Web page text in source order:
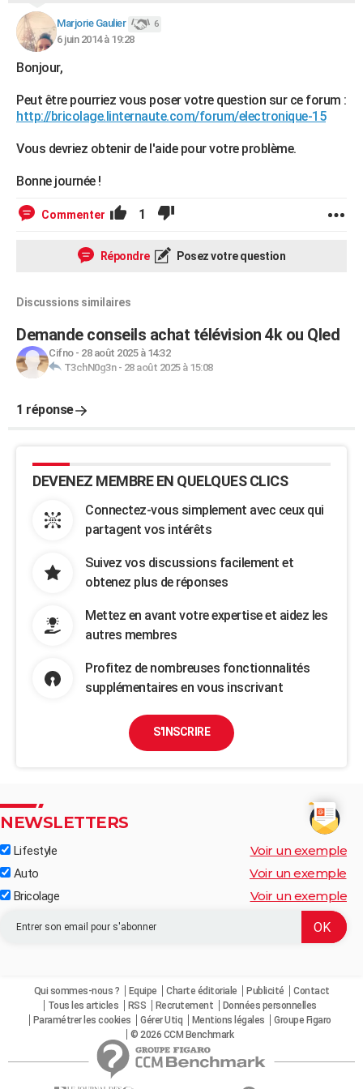
Destinations
City break
Voyage nature
Voyage de noces
Forum
Climat
PHOTO
GUIDES D'ACHAT
CARTE DE VOEUX
Carte de Noël
Carte Bonne année
Carte Saint-Valentin
Carte Pâques
Carte d'anniversaire
DICTIONNAIRE
Dictionnaire
Biographies
Citations
Expressions
Proverbes
PROGRAMME TV
COPAINS D'AVANT
Service militaire
Avis de recherche
AVIS DE DÉCÈS
Marjorie Gaulier 6
6 juin 2014 à 19:28
Bonjour,
Peut être pourriez vous poser votre question sur ce forum :
http://bricolage.linternaute.com/forum/electronique-15
Vous devriez obtenir de l'aide pour votre problème.
Bonne journée !
Commenter 1
Répondre Posez votre question
Discussions similaires
Demande conseils achat télévision 4k ou Qled
Cifno- 28 août 2025 à 14:32
T3chN0g3n- 28 août 2025 à 15:08
1 réponse
DEVENEZ MEMBRE EN QUELQUES CLICS
Connectez-vous simplement avec ceux qui
partagent vos intérêts
Suivez vos discussions facilement et
obtenez plus de réponses
Mettez en avant votre expertise et aidez les
autres membres
Profitez de nombreuses fonctionnalités
supplémentaires en vous inscrivant
S'INSCRIRE
NEWSLETTERS
Lifestyle Voir un exemple
Auto Voir un exemple
Bricolage Voir un exemple
Qui sommes-nous ? Equipe Charte éditoriale Publicité
Contact
Tous les articles
RSS Recrutement
Données personnelles
Paramétrer les cookies
Gérer Utiq Mentions légales
Groupe Figaro
© 2026 CCM Benchmark